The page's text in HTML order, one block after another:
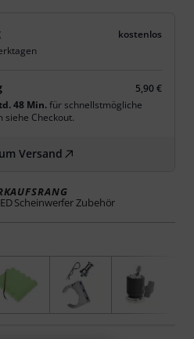
kostenlos
5,90 €
48 Min.für schnellstmögliche
siehe Checkout.
Versand
Scheinwerfer Zubehör